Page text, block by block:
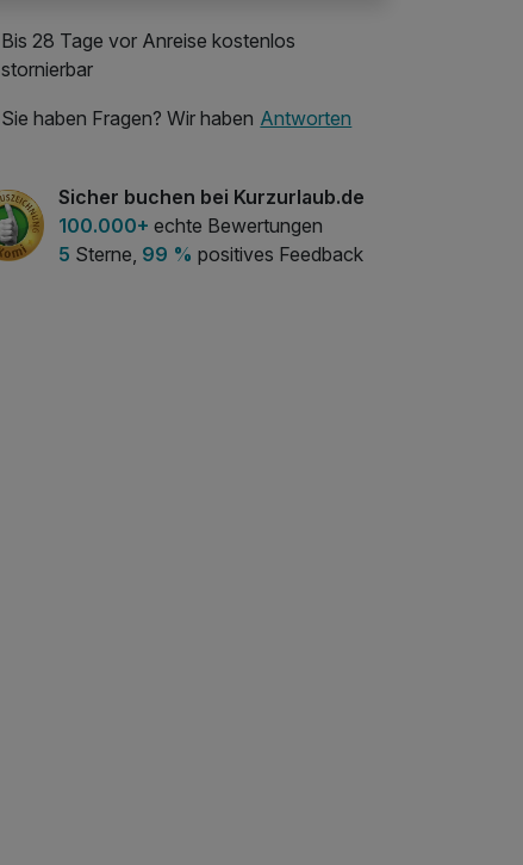
Bis 28 Tage vor Anreise kostenlos
stornierbar
Sie haben Fragen? Wir haben Antworten
Sicher buchen bei Kurzurlaub.de
100.000+ echte Bewertungen
5 Sterne, 99 % positives Feedback